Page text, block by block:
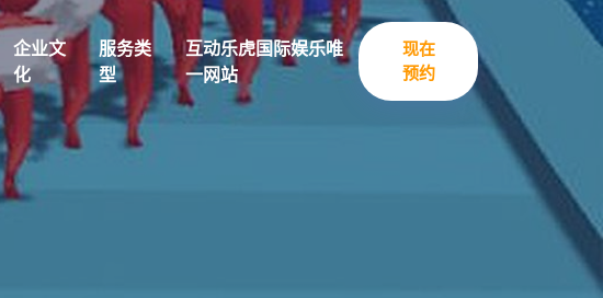
企业文
化
服务类
型
互动乐虎国际娱乐唯
一网站
现在
预约